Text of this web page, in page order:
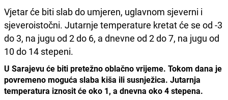
Vjetar će biti slab do umjeren, uglavnom sjeverni i
sjeveroistočni. Jutarnje temperature kretat će se od -3
do 3, na jugu od 2 do 6, a dnevne od 2 do 7, na jugu od
10 do 14 stepeni.
U Sarajevu će biti pretežno oblačno vrijeme. Tokom dana je
povremeno moguća slaba kiša ili susnježica. Jutarnja
temperatura iznosit će oko 1, a dnevna oko 4 stepena.